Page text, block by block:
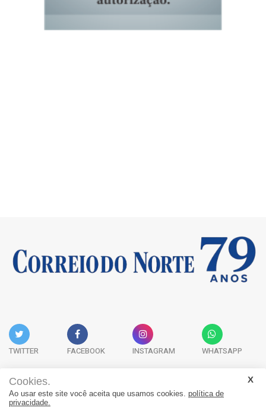
TWITTER FACEBOOK INSTAGRAM WHATSAPP
Acervo Digital Fale Conosco Quem Somos
Cookies.
Ao usar este site você aceita que usamos cookies. política de
privacidade.